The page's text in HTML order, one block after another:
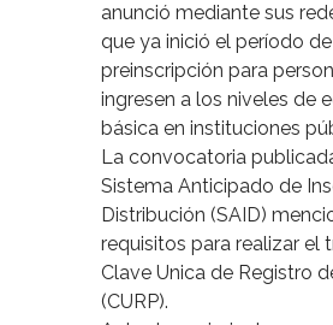
anunció mediante sus
que ya inició el período de
preinscripción para
ingresen a los niveles de
básica en instituciones
La convocatoria
Sistema Anticipado de
Distribución (SAID)
requisitos para realizar el
Clave Unica de Registro
(CURP).